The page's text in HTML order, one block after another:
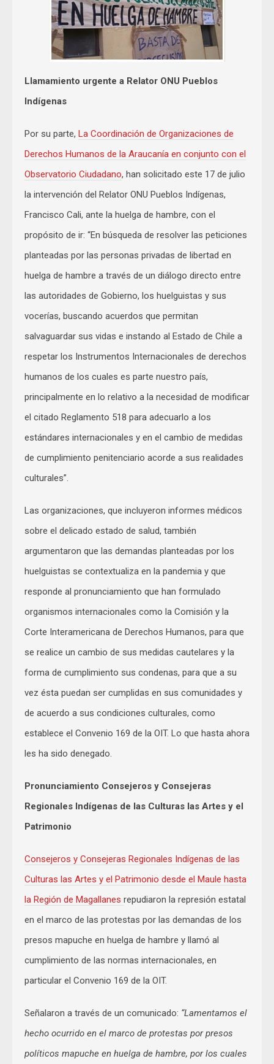
Llamamiento urgente a Relator ONU Pueblos
Indígenas
Por su parte, La Coordinación de Organizaciones de
Derechos Humanos de la Araucanía en conjunto con el
Observatorio Ciudadano, han solicitado este 17 de julio
la intervención del Relator ONU Pueblos Indígenas,
Francisco Cali, ante la huelga de hambre, con el
propósito de ir: “En búsqueda de resolver las peticiones
planteadas por las personas privadas de libertad en
huelga de hambre a través de un diálogo directo entre
las autoridades de Gobierno, los huelguistas y sus
vocerías, buscando acuerdos que permitan
salvaguardar sus vidas e instando al Estado de Chile a
respetar los Instrumentos Internacionales de derechos
humanos de los cuales es parte nuestro país,
principalmente en lo relativo a la necesidad de modificar
el citado Reglamento 518 para adecuarlo a los
estándares internacionales y en el cambio de medidas
de cumplimiento penitenciario acorde a sus realidades
culturales”.
Las organizaciones, que incluyeron informes médicos
sobre el delicado estado de salud, también
argumentaron que las demandas planteadas por los
huelguistas se contextualiza en la pandemia y que
responde al pronunciamiento que han formulado
organismos internacionales como la Comisión y la
Corte Interamericana de Derechos Humanos, para que
se realice un cambio de sus medidas cautelares y la
forma de cumplimiento sus condenas, para que a su
vez ésta puedan ser cumplidas en sus comunidades y
de acuerdo a sus condiciones culturales, como
establece el Convenio 169 de la OIT. Lo que hasta ahora
les ha sido denegado.
Pronunciamiento Consejeros y Consejeras
Regionales Indígenas de las Culturas las Artes y el
Patrimonio
Consejeros y Consejeras Regionales Indígenas de las
Culturas las Artes y el Patrimonio desde el Maule hasta
la Región de Magallanes repudiaron la represión estatal
en el marco de las protestas por las demandas de los
presos mapuche en huelga de hambre y llamó al
cumplimiento de las normas internacionales, en
particular el Convenio 169 de la OIT.
Señalaron a través de un comunicado: “Lamentamos el
hecho ocurrido en el marco de protestas por presos
políticos mapuche en huelga de hambre, por los cuales